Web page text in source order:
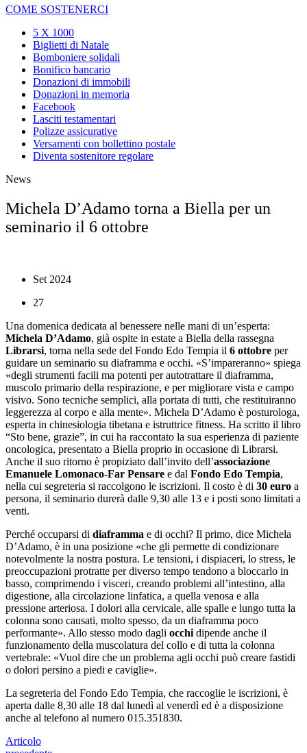
COME SOSTENERCI
5 X 1000
Biglietti di Natale
Bomboniere solidali
Bonifico bancario
Donazioni di immobili
Donazioni in memoria
Facebook
Lasciti testamentari
Polizze assicurative
Versamenti con bollettino postale
Diventa sostenitore regolare
News
Michela D’Adamo torna a Biella per un
seminario il 6 ottobre
Set 2024
27
Una domenica dedicata al benessere nelle mani di un’esperta:
Michela D’Adamo, già ospite in estate a Biella della rassegna
Librarsi, torna nella sede del Fondo Edo Tempia il 6 ottobre per
guidare un seminario su diaframma e occhi. «S’impareranno» spiega
«degli strumenti facili ma potenti per autotrattare il diaframma,
muscolo primario della respirazione, e per migliorare vista e campo
visivo. Sono tecniche semplici, alla portata di tutti, che restituiranno
leggerezza al corpo e alla mente». Michela D’Adamo è posturologa,
esperta in chinesiologia tibetana e istruttrice fitness. Ha scritto il libro
“Sto bene, grazie”, in cui ha raccontato la sua esperienza di paziente
oncologica, presentato a Biella proprio in occasione di Librarsi.
Anche il suo ritorno è propiziato dall’invito dell’associazione
Emanuele Lomonaco-Far Pensare e dal Fondo Edo Tempia,
nella cui segreteria si raccolgono le iscrizioni. Il costo è di 30 euro a
persona, il seminario durerà dalle 9,30 alle 13 e i posti sono limitati a
venti.
Perché occuparsi di diaframma e di occhi? Il primo, dice Michela
D’Adamo, è in una posizione «che gli permette di condizionare
notevolmente la nostra postura. Le tensioni, i dispiaceri, lo stress, le
preoccupazioni protratte per diverso tempo tendono a bloccarlo in
basso, comprimendo i visceri, creando problemi all’intestino, alla
digestione, alla circolazione linfatica, a quella venosa e alla
pressione arteriosa. I dolori alla cervicale, alle spalle e lungo tutta la
colonna sono causati, molto spesso, da un diaframma poco
performante». Allo stesso modo dagli occhi dipende anche il
funzionamento della muscolatura del collo e di tutta la colonna
vertebrale: «Vuol dire che un problema agli occhi può creare fastidi
o dolori persino a piedi e caviglie».
La segreteria del Fondo Edo Tempia, che raccoglie le iscrizioni, è
aperta dalle 8,30 alle 18 dal lunedì al venerdì ed è a disposizione
anche al telefono al numero 015.351830.
Articolo